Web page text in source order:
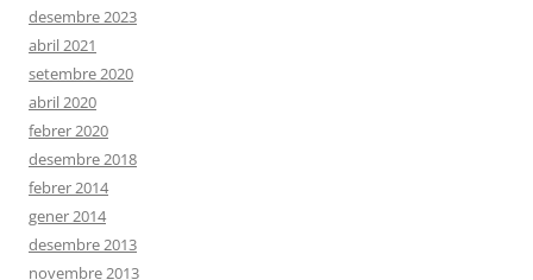
desembre 2023
abril 2021
setembre 2020
abril 2020
febrer 2020
desembre 2018
febrer 2014
gener 2014
desembre 2013
novembre 2013